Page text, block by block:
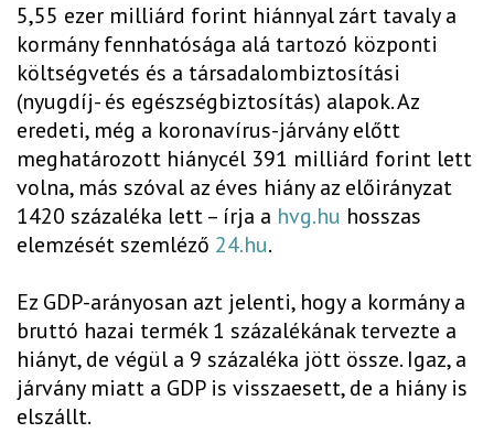
5,55 ezer milliárd forint hiánnyal zárt tavaly a
kormány fennhatósága alá tartozó központi
költségvetés és a társadalombiztosítási
(nyugdíj- és egészségbiztosítás) alapok. Az
eredeti, még a koronavírus-járvány előtt
meghatározott hiánycél 391 milliárd forint lett
volna, más szóval az éves hiány az előirányzat
1420 százaléka lett – írja a hvg.hu hosszas
elemzését szemléző 24.hu.
Ez GDP-arányosan azt jelenti, hogy a kormány a
bruttó hazai termék 1 százalékának tervezte a
hiányt, de végül a 9 százaléka jött össze. Igaz, a
járvány miatt a GDP is visszaesett, de a hiány is
elszállt.